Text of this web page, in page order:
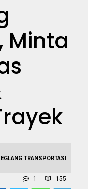
Minta
TRANSPORTASI
1 155